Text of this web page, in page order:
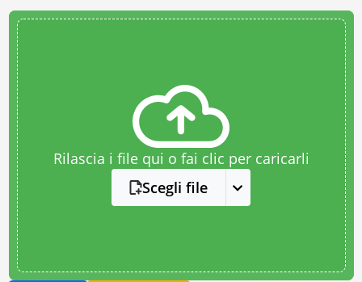
Rilascia i file qui o fai clic per caricarli
Scegli file